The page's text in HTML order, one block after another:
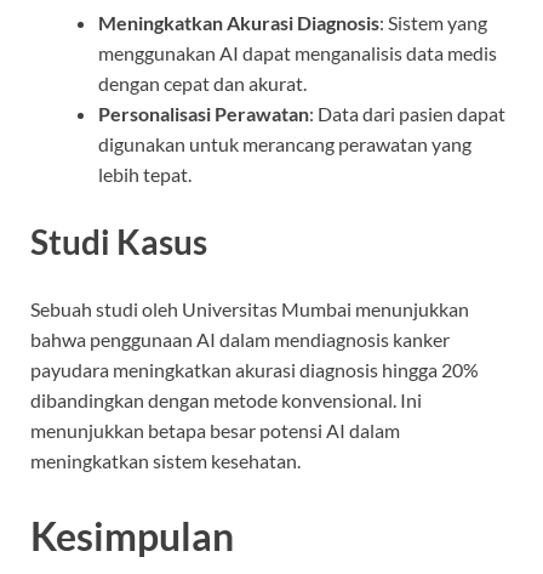
Meningkatkan Akurasi Diagnosis: Sistem yang
menggunakan AI dapat menganalisis data medis
dengan cepat dan akurat.
Personalisasi Perawatan: Data dari pasien dapat
digunakan untuk merancang perawatan yang
lebih tepat.
Studi Kasus
Sebuah studi oleh Universitas Mumbai menunjukkan
bahwa penggunaan AI dalam mendiagnosis kanker
payudara meningkatkan akurasi diagnosis hingga 20%
dibandingkan dengan metode konvensional. Ini
menunjukkan betapa besar potensi AI dalam
meningkatkan sistem kesehatan.
Kesimpulan